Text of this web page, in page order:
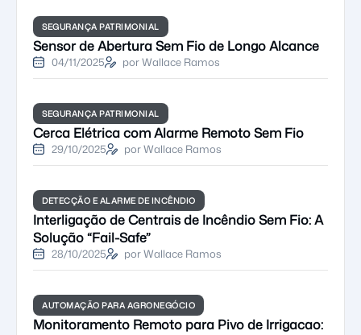
SEGURANÇA PATRIMONIAL
Sensor de Abertura Sem Fio de Longo Alcance
04/11/2025 por Wallace Ramos
SEGURANÇA PATRIMONIAL
Cerca Elétrica com Alarme Remoto Sem Fio
29/10/2025 por Wallace Ramos
DETECÇÃO E ALARME DE INCÊNDIO
Interligação de Centrais de Incêndio Sem Fio: A
Solução “Fail-Safe”
28/10/2025 por Wallace Ramos
AUTOMAÇÃO PARA AGRONEGÓCIO
Monitoramento Remoto para Pivo de Irrigacao: